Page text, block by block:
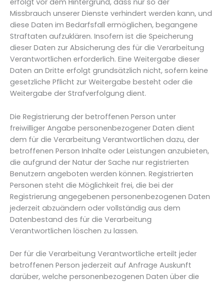
erfolgt vor dem Hintergrund, dass nur so der
Missbrauch unserer Dienste verhindert werden kann, und
diese Daten im Bedarfsfall ermöglichen, begangene
Straftaten aufzuklären. Insofern ist die Speicherung
dieser Daten zur Absicherung des für die Verarbeitung
Verantwortlichen erforderlich. Eine Weitergabe dieser
Daten an Dritte erfolgt grundsätzlich nicht, sofern keine
gesetzliche Pflicht zur Weitergabe besteht oder die
Weitergabe der Strafverfolgung dient.
Die Registrierung der betroffenen Person unter
freiwilliger Angabe personenbezogener Daten dient
dem für die Verarbeitung Verantwortlichen dazu, der
betroffenen Person Inhalte oder Leistungen anzubieten,
die aufgrund der Natur der Sache nur registrierten
Benutzern angeboten werden können. Registrierten
Personen steht die Möglichkeit frei, die bei der
Registrierung angegebenen personenbezogenen Daten
jederzeit abzuändern oder vollständig aus dem
Datenbestand des für die Verarbeitung
Verantwortlichen löschen zu lassen.
Der für die Verarbeitung Verantwortliche erteilt jeder
betroffenen Person jederzeit auf Anfrage Auskunft
darüber, welche personenbezogenen Daten über die